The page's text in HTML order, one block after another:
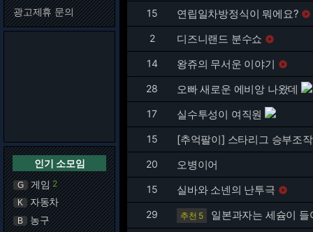
광고제휴 문의
인기 소모임
G 게임 2
K 자동차
B 농구
15 연립일차방정식이 뭐에요? 
2 디즈니랜드 분수쇼 
14 왕쥬의 무서운 이야기 
28 오빠 새로운 에비앙 나왔데
17 실수투성이 여직원
15 [추억팔이] 스타리그 승부조
20 오병이어
15 실바와 소넨의 난투극 
29 추천 5 일본과자는 세슘이